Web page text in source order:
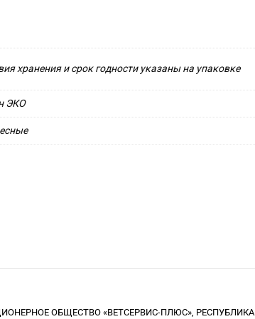
хранения и срок годности указаны на упаковке
ЭКО
ОБЩЕСТВО «ВЕТСЕРВИС-ПЛЮС», РЕСПУБЛИКА